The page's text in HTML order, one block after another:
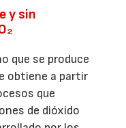
y sin
que se produce
obtiene a partir
que
de dióxido